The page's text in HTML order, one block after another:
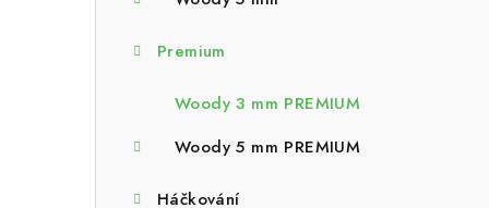
Premium
Woody 3 mm PREMIUM
Woody 5 mm PREMIUM
Háčkování